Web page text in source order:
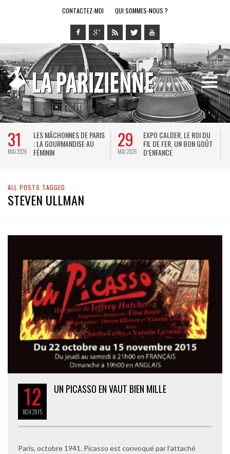
CONTACTEZ-MOI QUI SOMMES-NOUS ?
31
MAI 2026
LES MÂCHONNES DE PARIS
: LA GOURMANDISE AU
FÉMININ
29
MAI 2026
EXPO CALDER, LE ROI DU
FIL DE FER, UN BON GOÛT
D’ENFANCE
ALL POSTS TAGGED
STEVEN ULLMAN
12
NOV2015
UN PICASSO EN VAUT BIEN MILLE
Paris, octobre 1941. Picasso est convoqué par l’attaché